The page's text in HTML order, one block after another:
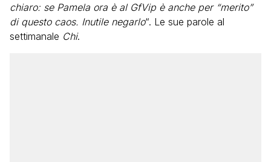
chiaro: se Pamela ora è al GfVip è anche per “merito”
di questo caos. Inutile negarlo“. Le sue parole al
settimanale Chi.